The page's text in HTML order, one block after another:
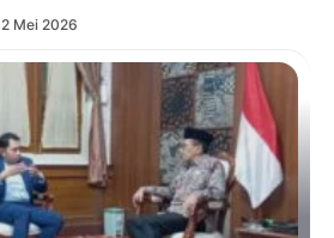
2 Mei 2026